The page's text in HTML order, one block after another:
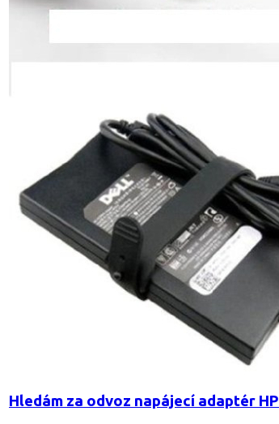
Hledám za odvoz napájecí adaptér HP